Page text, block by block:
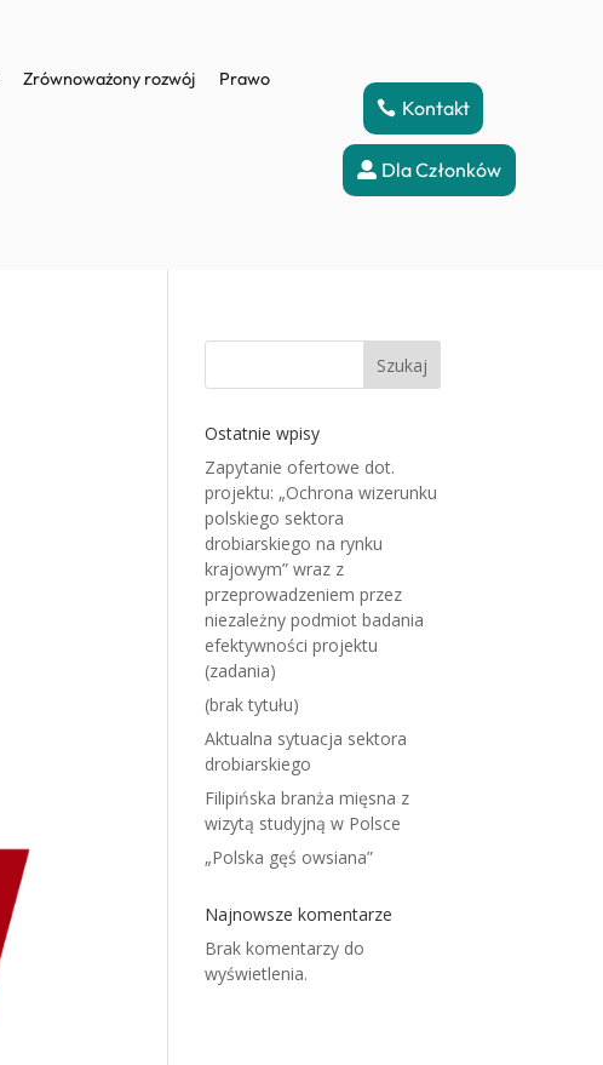
Zrównoważony rozwój Prawo
Kontakt
Dla Członków
Szukaj
Ostatnie wpisy
Zapytanie ofertowe dot.
projektu: „Ochrona wizerunku
polskiego sektora
drobiarskiego na rynku
krajowym” wraz z
przeprowadzeniem przez
niezależny podmiot badania
efektywności projektu
(zadania)
(brak tytułu)
Aktualna sytuacja sektora
drobiarskiego
Filipińska branża mięsna z
wizytą studyjną w Polsce
„Polska gęś owsiana”
Najnowsze komentarze
Brak komentarzy do
wyświetlenia.